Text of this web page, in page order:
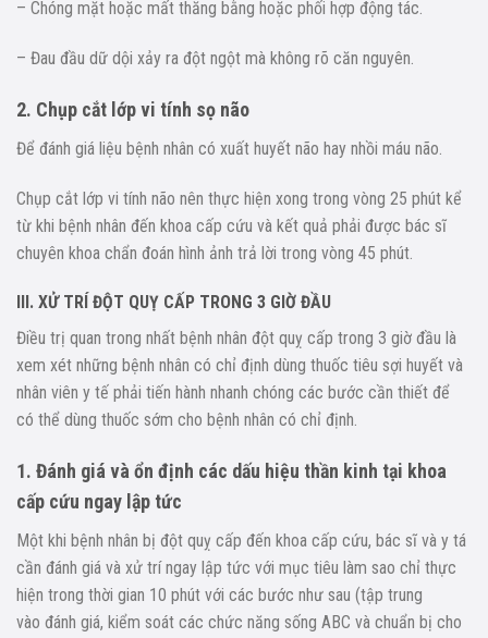
– Chóng mặt hoặc mất thăng bằng hoặc phối hợp động tác.
– Đau đầu dữ dội xảy ra đột ngột mà không rõ căn nguyên.
2. Chụp cắt lớp vi tính sọ não
Để đánh giá liệu bệnh nhân có xuất huyết não hay nhồi máu não.
Chụp cắt lớp vi tính não nên thực hiện xong trong vòng 25 phút kể
từ khi bệnh nhân đến khoa cấp cứu và kết quả phải được bác sĩ
chuyên khoa chẩn đoán hình ảnh trả lời trong vòng 45 phút.
III. XỬ TRÍ ĐỘT QUỴ CẤP TRONG 3 GIỜ ĐẦU
Điều trị quan trong nhất bệnh nhân đột quỵ cấp trong 3 giờ đầu là
xem xét những bệnh nhân có chỉ định dùng thuốc tiêu sợi huyết và
nhân viên y tế phải tiến hành nhanh chóng các bước cần thiết để
có thể dùng thuốc sớm cho bệnh nhân có chỉ định.
1. Đánh giá và ổn định các dấu hiệu thần kinh tại khoa
cấp cứu ngay lập tức
Một khi bệnh nhân bị đột quỵ cấp đến khoa cấp cứu, bác sĩ và y tá
cần đánh giá và xử trí ngay lập tức với mục tiêu làm sao chỉ thực
hiện trong thời gian 10 phút với các bước như sau (tập trung
vào đánh giá, kiểm soát các chức năng sống ABC và chuẩn bị cho